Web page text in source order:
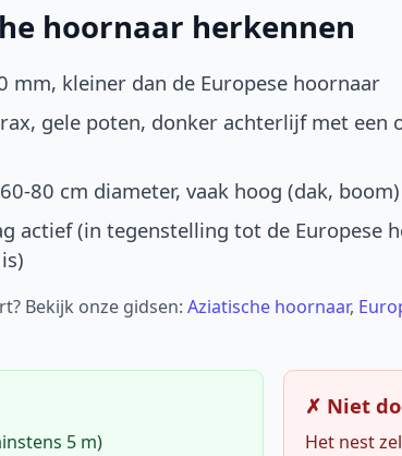
hoornaar herkennen
mm, kleiner dan de Europese hoornaar
gele poten, donker achterlijf met een
80 cm diameter, vaak hoog (dak, boom)
actief (in tegenstelling tot de Europese
Bekijk onze gidsen: Aziatische hoornaar,
5 m)
✗ Niet
Het nest